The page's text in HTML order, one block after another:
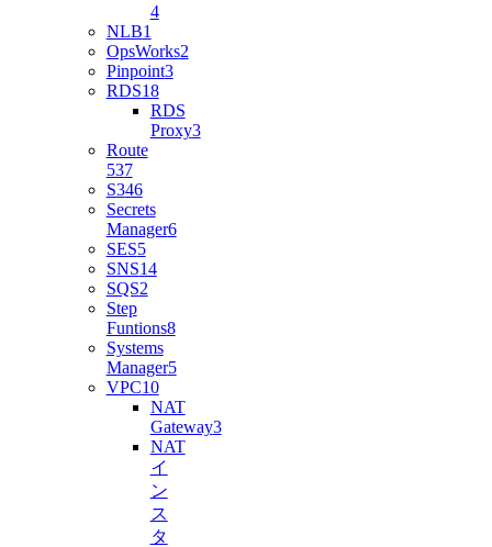
4
NLB1
OpsWorks2
Pinpoint3
RDS18
RDS
Proxy3
Route
537
S346
Secrets
Manager6
SES5
SNS14
SQS2
Step
Funtions8
Systems
Manager5
VPC10
NAT
Gateway3
NAT
イ
ン
ス
タ